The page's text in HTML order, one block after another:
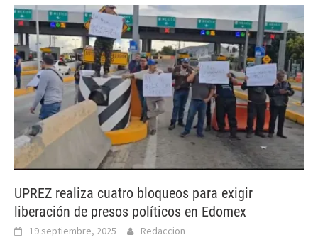
UPREZ realiza cuatro bloqueos para exigir
liberación de presos políticos en Edomex
19 septiembre, 2025 Redaccion